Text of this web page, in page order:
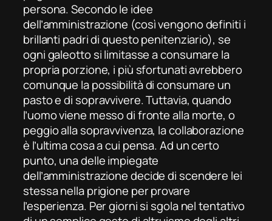
persona. Secondo le idee
dell’amministrazione (così vengono definiti i
brillanti padri di questo penitenziario), se
ogni galeotto si limitasse a consumare la
propria porzione, i più sfortunati avrebbero
comunque la possibilità di consumare un
pasto e di sopravvivere. Tuttavia, quando
l’uomo viene messo di fronte alla morte, o
peggio alla sopravvivenza, la collaborazione
è l’ultima cosa a cui pensa. Ad un certo
punto, una delle impiegate
dell’amministrazionedecide di scendere lei
stessa nella prigione per provare
l’esperienza. Per giorni si sgola nel tentativo